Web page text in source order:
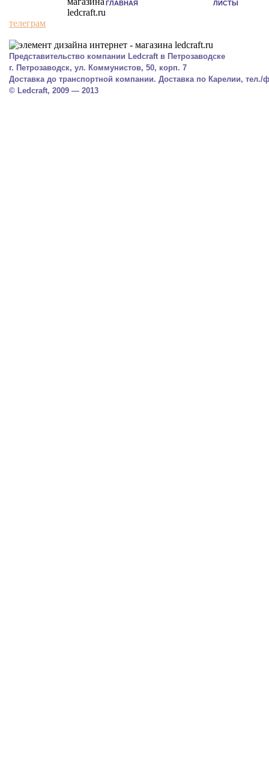
ГЛАВНАЯ
ЛИСТЫ
телеграм
Представительство компании Ledcraft в Петрозаводске
г. Петрозаводск, ул. Коммунистов, 50, корп. 7
Доставка до транспортной компании. Доставка по Карелии, тел./
© Ledcraft, 2009 — 2013